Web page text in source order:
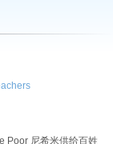
Poor 尼希米供给百姓